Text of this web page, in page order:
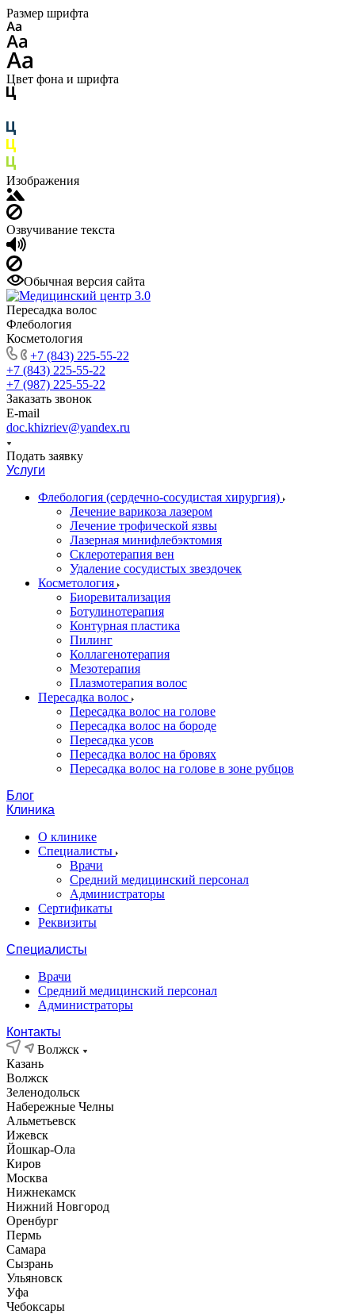
Размер шрифта
Цвет фона и шрифта
Изображения
Озвучивание текста
Обычная версия сайта
Пересадка волос
Флебология
Косметология
+7 (843) 225-55-22
+7 (843) 225-55-22
+7 (987) 225-55-22
Заказать звонок
E-mail
doc.khizriev@yandex.ru
Подать заявку
Услуги
Флебология (сердечно-сосудистая хирургия)
Лечение варикоза лазером
Лечение трофической язвы
Лазерная минифлебэктомия
Cклеротерапия вен
Удаление сосудистых звездочек
Косметология
Биоревитализация
Ботулинотерапия
Контурная пластика
Пилинг
Коллагенотерапия
Мезотерапия
Плазмотерапия волос
Пересадка волос
Пересадка волос на голове
Пересадка волос на бороде
Пересадка усов
Пересадка волос на бровях
Пересадка волос на голове в зоне рубцов
Блог
Клиника
О клинике
Специалисты
Врачи
Средний медицинский персонал
Администраторы
Сертификаты
Реквизиты
Специалисты
Врачи
Средний медицинский персонал
Администраторы
Контакты
Волжск
Казань
Волжск
Зеленодольск
Набережные Челны
Альметьевск
Ижевск
Йошкар-Ола
Киров
Москва
Нижнекамск
Нижний Новгород
Оренбург
Пермь
Самара
Сызрань
Ульяновск
Уфа
Чебоксары